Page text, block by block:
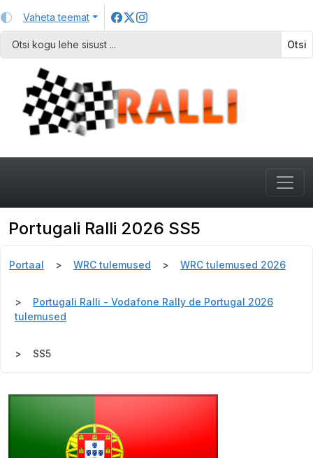
Vaheta teemat
Otsi
Portugali Ralli 2026 SS5
Portaal WRC tulemused WRC tulemused 2026
Portugali Ralli - Vodafone Rally de Portugal 2026
tulemused
SS5